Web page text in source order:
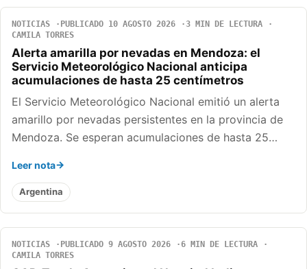
NOTICIAS PUBLICADO 10 AGOSTO 2026
3 MIN DE LECTURA
CAMILA TORRES
Alerta amarilla por nevadas en Mendoza: el
Servicio Meteorológico Nacional anticipa
acumulaciones de hasta 25 centímetros
El Servicio Meteorológico Nacional emitió un alerta
amarillo por nevadas persistentes en la provincia de
Mendoza. Se esperan acumulaciones de hasta 25…
Leer nota
Argentina
NOTICIAS PUBLICADO 9 AGOSTO 2026
6 MIN DE LECTURA
CAMILA TORRES